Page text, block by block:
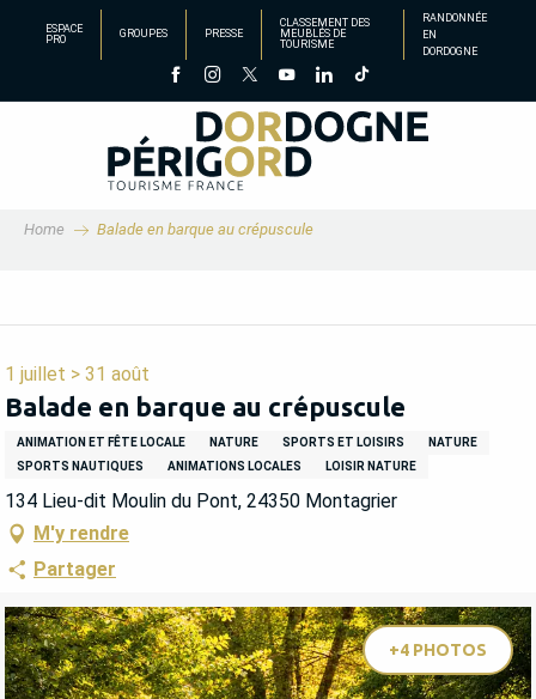
principal
ESPACE
PRO
GROUPES PRESSE
CLASSEMENT DES
MEUBLÉS DE
TOURISME
RANDONNÉE
EN
DORDOGNE
Home Balade en barque au crépuscule
1 juillet > 31 août
Balade en barque au crépuscule
ANIMATION ET FÊTE LOCALE NATURE SPORTS ET LOISIRS
NATURE
SPORTS NAUTIQUES
ANIMATIONS LOCALES LOISIR NATURE
134 Lieu-dit Moulin du Pont, 24350 Montagrier
M'y rendre
Partager
+4 PHOTOS